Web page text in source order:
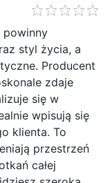
powinny
styl życia, a
Producent
zdaje
się w
wpisują się
klienta. To
przestrzeń
całej